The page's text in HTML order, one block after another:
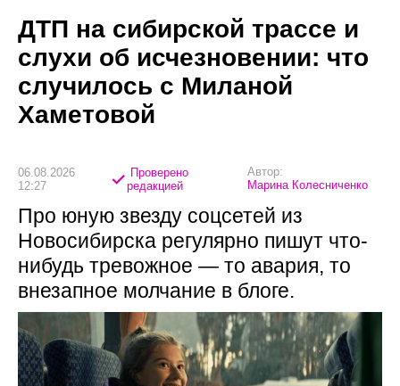
ДТП на сибирской трассе и
слухи об исчезновении: что
случилось с Миланой
Хаметовой
06.08.2026
12:27
Проверено
редакцией
Автор:
Марина Колесниченко
Про юную звезду соцсетей из
Новосибирска регулярно пишут что-
нибудь тревожное — то авария, то
внезапное молчание в блоге.